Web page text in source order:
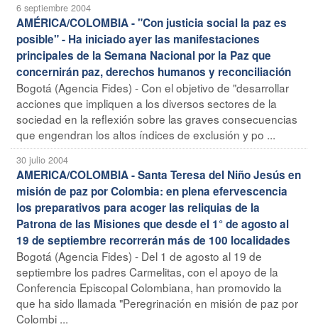
6 septiembre 2004
AMÉRICA/COLOMBIA - "Con justicia social la paz es
posible" - Ha iniciado ayer las manifestaciones
principales de la Semana Nacional por la Paz que
concernirán paz, derechos humanos y reconciliación
Bogotá (Agencia Fides) - Con el objetivo de "desarrollar
acciones que impliquen a los diversos sectores de la
sociedad en la reflexión sobre las graves consecuencias
que engendran los altos índices de exclusión y po ...
30 julio 2004
AMERICA/COLOMBIA - Santa Teresa del Niño Jesús en
misión de paz por Colombia: en plena efervescencia
los preparativos para acoger las reliquias de la
Patrona de las Misiones que desde el 1° de agosto al
19 de septiembre recorrerán más de 100 localidades
Bogotá (Agencia Fides) - Del 1 de agosto al 19 de
septiembre los padres Carmelitas, con el apoyo de la
Conferencia Episcopal Colombiana, han promovido la
que ha sido llamada "Peregrinación en misión de paz por
Colombi ...